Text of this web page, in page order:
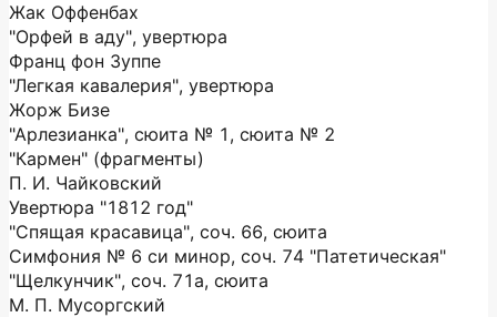
Жак Оффенбах
"Орфей в аду", увертюра
Франц фон Зуппе
"Легкая кавалерия", увертюра
Жорж Бизе
"Арлезианка", сюита № 1, сюита № 2
"Кармен" (фрагменты)
П. И. Чайковский
Увертюра "1812 год"
"Спящая красавица", соч. 66, сюита
Симфония № 6 си минор, соч. 74 "Патетическая"
"Щелкунчик", соч. 71a, сюита
М. П. Мусоргский